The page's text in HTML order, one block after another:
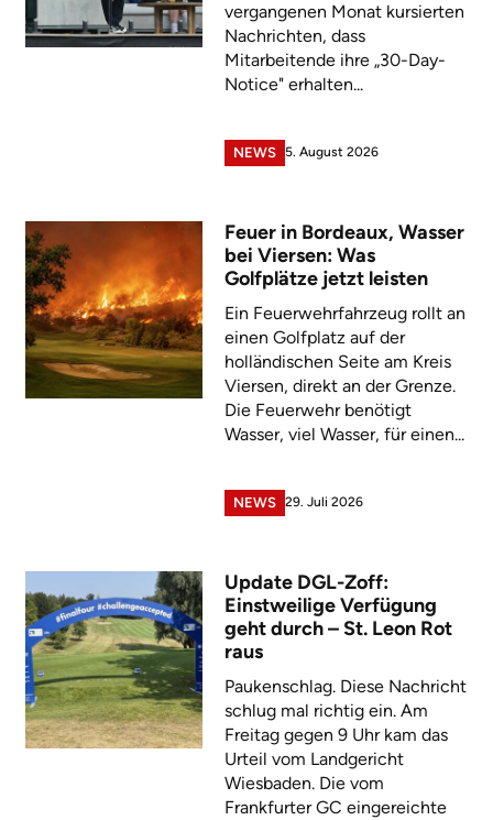
vergangenen Monat kursierten
Nachrichten, dass
Mitarbeitende ihre „30-Day-
Notice" erhalten...
NEWS 5. August 2026
Feuer in Bordeaux, Wasser
bei Viersen: Was
Golfplätze jetzt leisten
Ein Feuerwehrfahrzeug rollt an
einen Golfplatz auf der
holländischen Seite am Kreis
Viersen, direkt an der Grenze.
Die Feuerwehr benötigt
Wasser, viel Wasser, für einen...
NEWS 29. Juli 2026
Update DGL-Zoff:
Einstweilige Verfügung
geht durch – St. Leon Rot
raus
Paukenschlag. Diese Nachricht
schlug mal richtig ein. Am
Freitag gegen 9 Uhr kam das
Urteil vom Landgericht
Wiesbaden. Die vom
Frankfurter GC eingereichte